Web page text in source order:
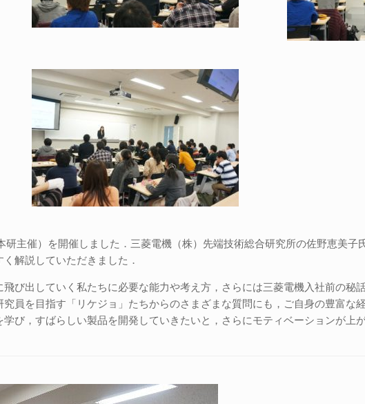
主催）を開催しました．三菱電機（株）先端技術総合研究所の佐野恵美子
解説していただきました．
び出していく私たちに必要な能力や考え方，さらには三菱電機入社前の秘
員を目指す「リケジョ」たちからのさまざまな質問にも，ご自身の豊富な
び，すばらしい製品を開発していきたいと，さらにモティベーションが上